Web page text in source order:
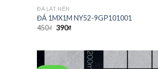
ĐÁ LÁT NỀN
ĐÁ 1MX1M NY52-9GP101001
450₫ 390₫